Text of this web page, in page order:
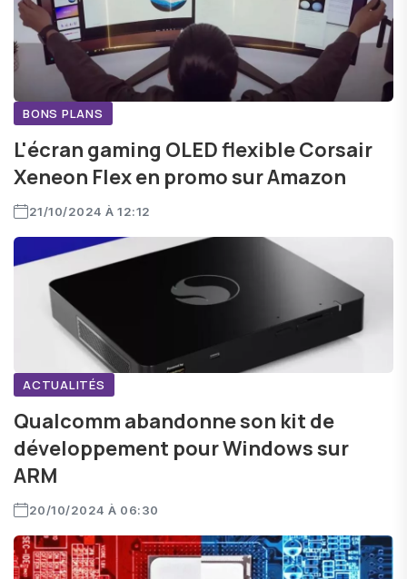
BONS PLANS
L'écran gaming OLED flexible Corsair
Xeneon Flex en promo sur Amazon
21/10/2024 À 12:12
ACTUALITÉS
Qualcomm abandonne son kit de
développement pour Windows sur
ARM
20/10/2024 À 06:30